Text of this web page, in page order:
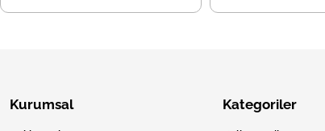
Kurumsal Kategoriler